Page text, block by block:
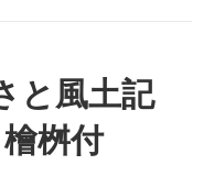
と風土記
桝付